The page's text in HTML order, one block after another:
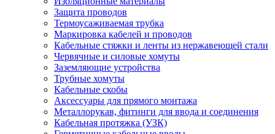
Защита проводов
Термоусаживаемая трубка
Маркировка кабелей и проводов
Кабельные стяжки и ленты из нержавеющей стали
Червячные и силовые хомуты
Заземляющие устройства
Трубные хомуты
Кабельные скобы
Аксессуары для прямого монтажа
Металлорукав, фитинги для ввода и соединения
Кабельная протяжка (УЗК)